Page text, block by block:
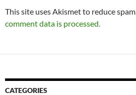
This site uses Akismet to reduce spam.
comment data is processed.
CATEGORIES